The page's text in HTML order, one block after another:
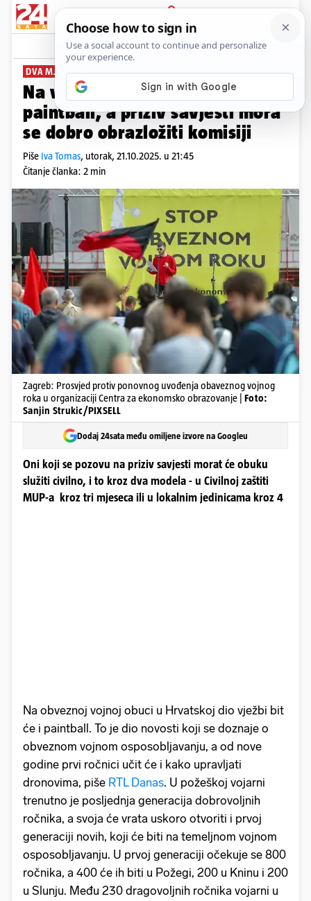
PRIJAVA
News Komentari
DVA MJESECA TEMELJNE VOJNE OBUKE
Na vojnoj obuci igrat će se i
paintball, a priziv savjesti mora
se dobro obrazložiti komisiji
Piše Iva Tomas, utorak, 21.10.2025. u 21:45
Čitanje članka: 2 min
Zagreb: Prosvjed protiv ponovnog uvođenja obaveznog vojnog
roka u organizaciji Centra za ekonomsko obrazovanje | Foto:
Sanjin Strukic/PIXSELL
Dodaj 24sata među omiljene izvore na Googleu
Oni koji se pozovu na priziv savjesti morat će obuku
služiti civilno, i to kroz dva modela - u Civilnoj zaštiti
MUP-a kroz tri mjeseca ili u lokalnim jedinicama kroz 4
Na obveznoj vojnoj obuci u Hrvatskoj dio vježbi bit
će i paintball. To je dio novosti koji se doznaje o
obveznom vojnom osposobljavanju, a od nove
godine prvi ročnici učit će i kako upravljati
dronovima, piše RTL Danas. U požeškoj vojarni
trenutno je posljednja generacija dobrovoljnih
ročnika, a svoja će vrata uskoro otvoriti i prvoj
generaciji novih, koji će biti na temeljnom vojnom
osposobljavanju. U prvoj generaciji očekuje se 800
ročnika, a 400 će ih biti u Požegi, 200 u Kninu i 200
u Slunju. Među 230 dragovoljnih ročnika vojarni u